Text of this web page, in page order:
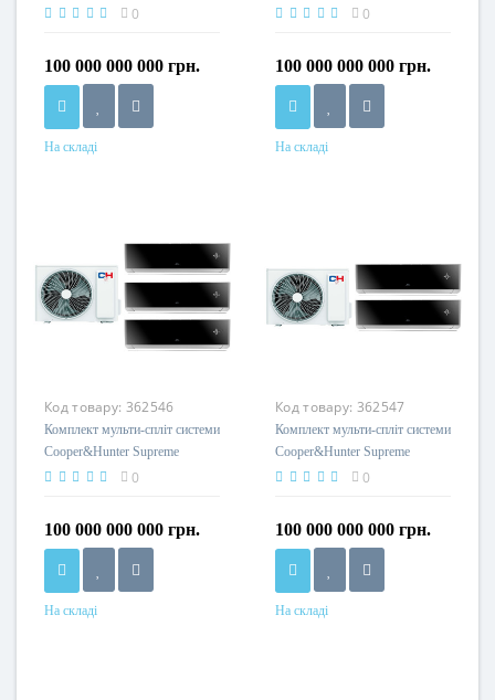
Continental Silver Multi 21
0
100 000 000 000 грн.
На складі
Continental Silver Multi 18 (9+9)
0
100 000 000 000 грн.
На складі
Код товару: 362546
Комплект мульти-спліт системи
Cooper&Hunter Supreme
Continental Black/Siver Multi 24
0
100 000 000 000 грн.
На складі
Код товару: 362547
Комплект мульти-спліт системи
Cooper&Hunter Supreme
Continental Black/Siver Multi 24
0
100 000 000 000 грн.
На складі